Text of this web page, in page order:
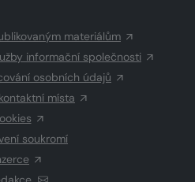
materiálům
informační společnosti
osobních údajů
místa
soukromí